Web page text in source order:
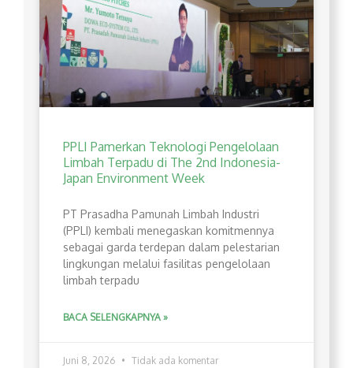
PPLI Pamerkan Teknologi Pengelolaan
Limbah Terpadu di The 2nd Indonesia-
Japan Environment Week
PT Prasadha Pamunah Limbah Industri
(PPLI) kembali menegaskan komitmennya
sebagai garda terdepan dalam pelestarian
lingkungan melalui fasilitas pengelolaan
limbah terpadu
BACA SELENGKAPNYA »
Juni 8, 2026 Tidak ada komentar